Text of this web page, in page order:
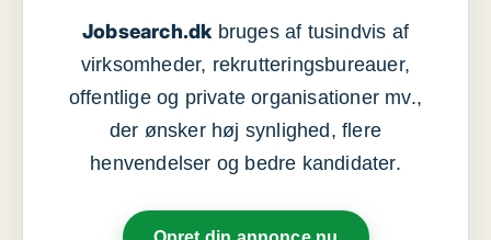
Jobsearch.dkbruges af tusindvis af
virksomheder, rekrutteringsbureauer,
offentlige og private organisationer mv.,
der ønsker høj synlighed, flere
henvendelser og bedre kandidater.